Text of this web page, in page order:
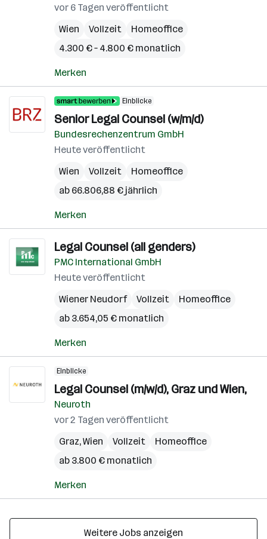
vor 6 Tagen veröffentlicht
Wien
Vollzeit
Homeoffice
4.300 € – 4.800 € monatlich
Merken
Einblicke
Senior Legal Counsel (w/m/d)
Bundesrechenzentrum GmbH
Heute veröffentlicht
Wien
Vollzeit
Homeoffice
ab 66.806,88 € jährlich
Merken
Legal Counsel (all genders)
PMC International GmbH
Heute veröffentlicht
Wiener Neudorf
Vollzeit
Homeoffice
ab 3.654,05 € monatlich
Merken
Einblicke
Legal Counsel (m/w/d), Graz und Wien,
Neuroth
vor 2 Tagen veröffentlicht
Graz,Wien Vollzeit
Homeoffice
ab 3.800 € monatlich
Merken
Weitere Jobs anzeigen